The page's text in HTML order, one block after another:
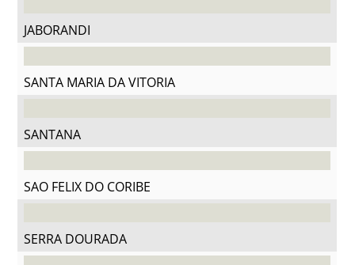
JABORANDI
SANTA MARIA DA VITORIA
SANTANA
SAO FELIX DO CORIBE
SERRA DOURADA